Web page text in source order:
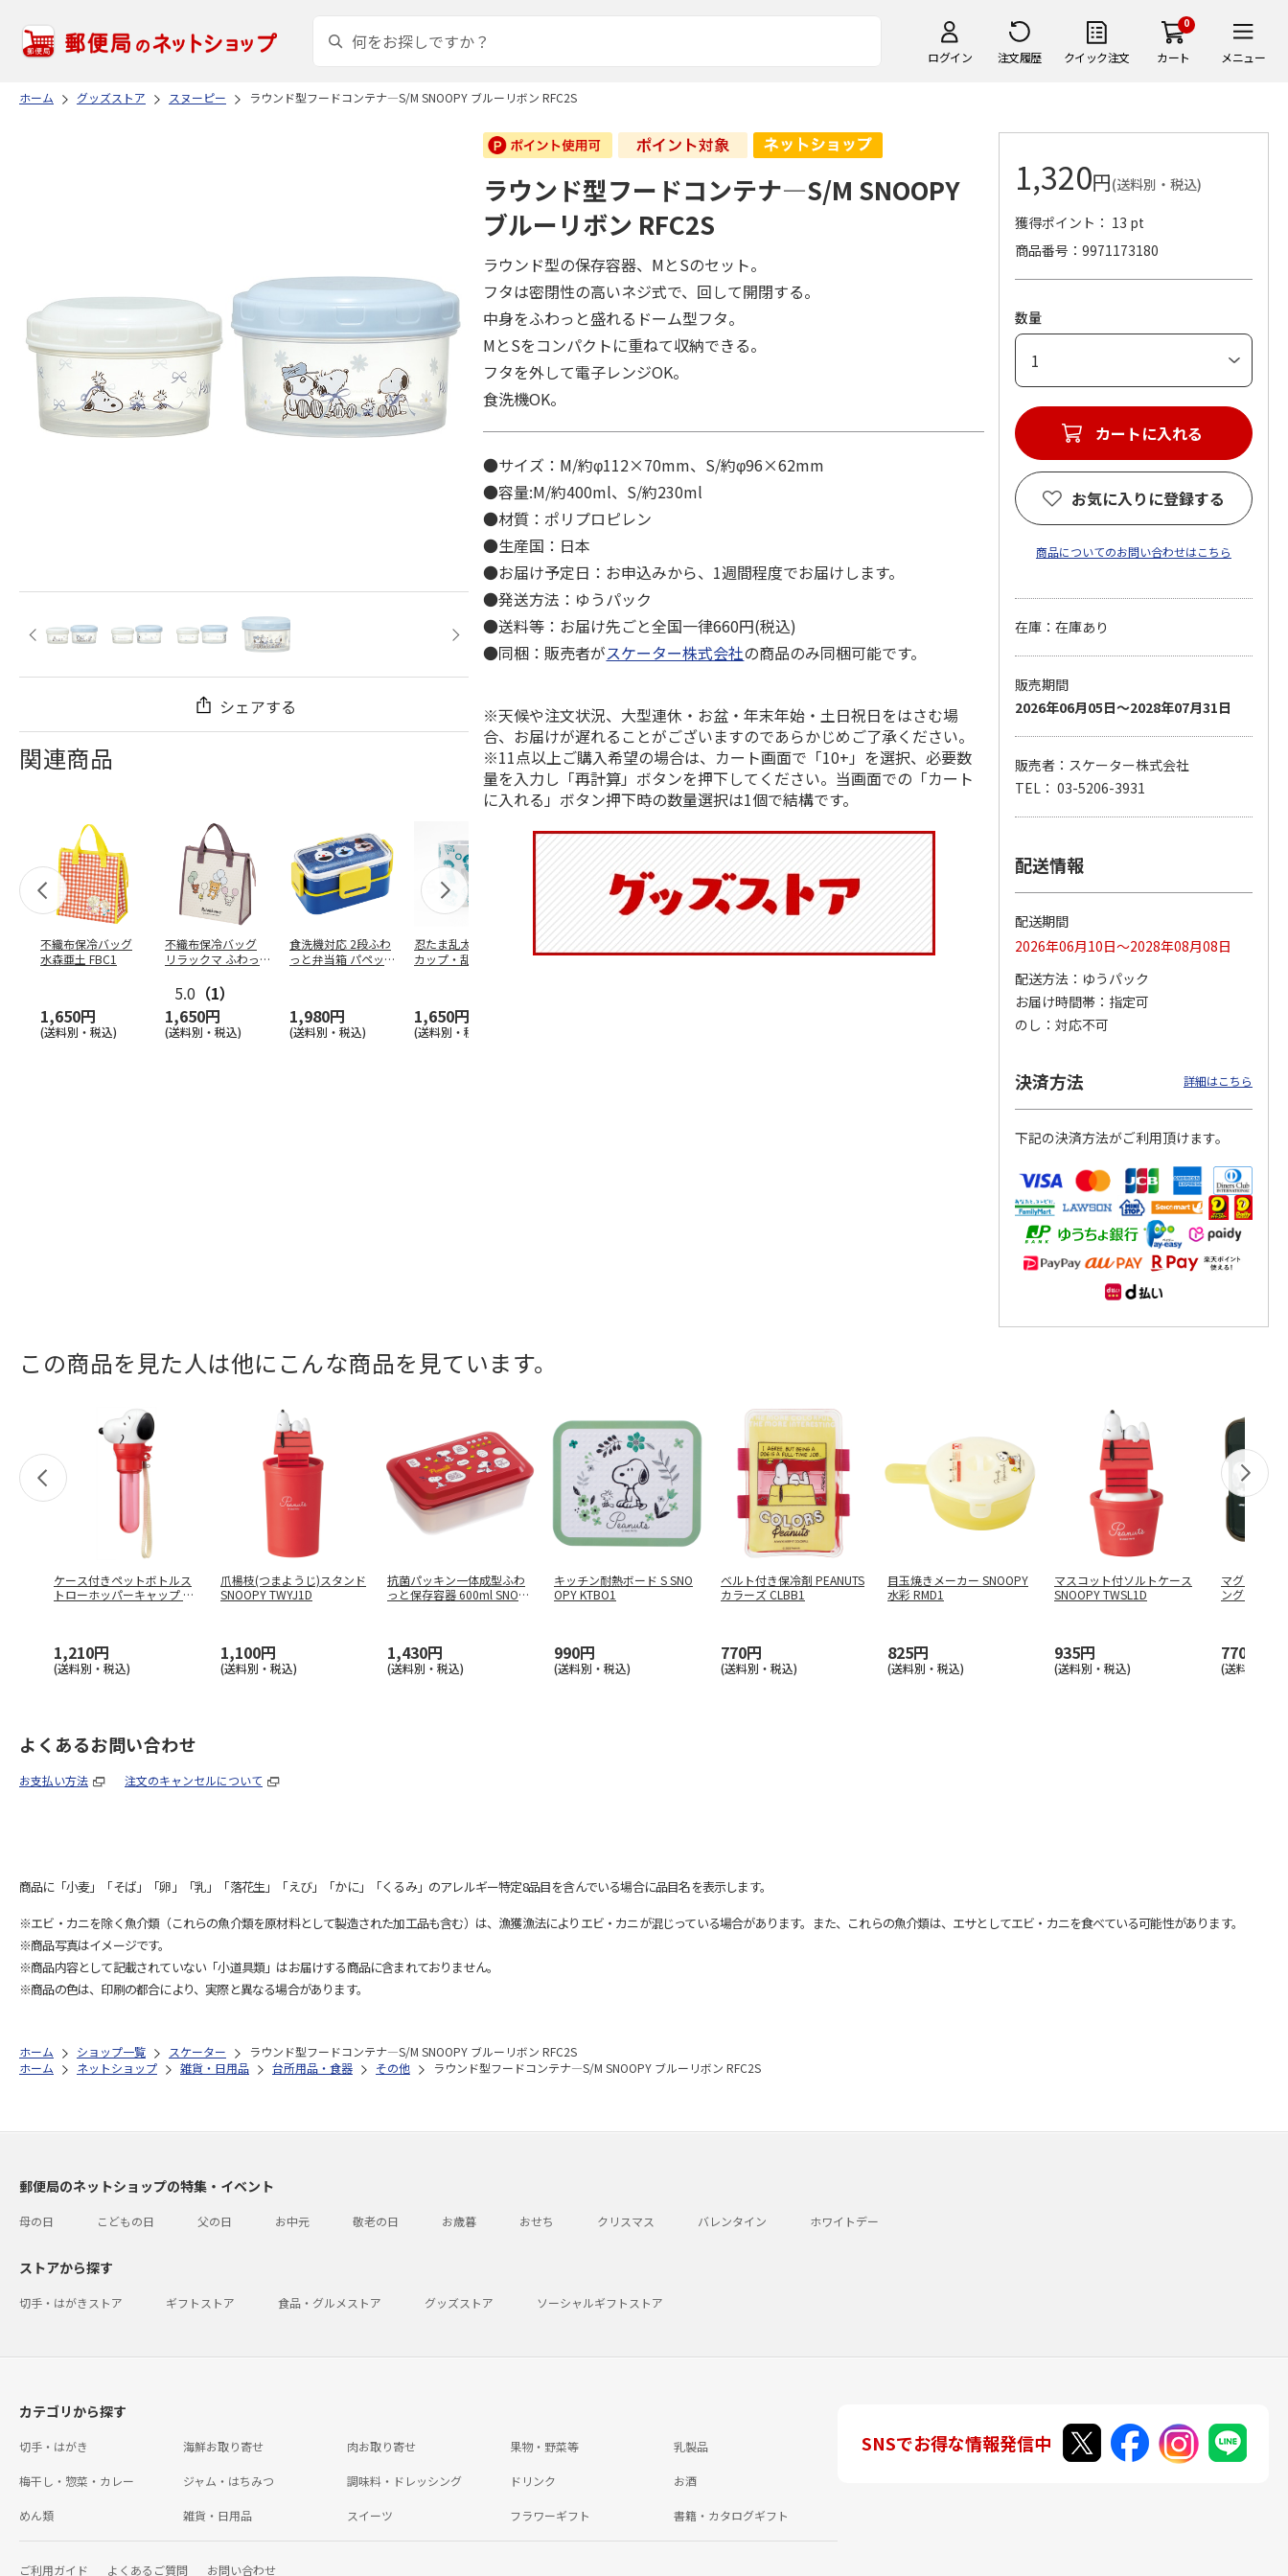
ログイン 注文履歴 クイック注文
0
カート メニュー
ホーム グッズストア スヌーピー ラウンド型フードコンテナ―S/M SNOOPY ブルーリボン RFC2S
シェアする
関連商品
不織布保冷バッグ
水森亜土 FBC1
1,650円
(送料別・税込)
不織布保冷バッグ
リラックマ ふわっ
5.0 （1）
1,650円
(送料別・税込)
食洗機対応 2段ふわ
っと弁当箱 パペッ
1,980円
(送料別・税込)
忍たま乱太郎 マグ
カップ・乱太郎・き
1,650円
(送料別・税込)
抗菌食洗機対応 ふ
わっと弁当箱 530ml
陶器ダイカットマグ
カップ ポムポムプ
マスコット入りドリ
ンクボトル ハロー
ふわっとフタタイト
ランチボックス角型
コーデュロイ生地ラ
キティ KCOB2
2,200円
(送料別・税込)
八角形ステンレスマ
ラウンド型フードコンテナ―S/M SNOOPY
ブルーリボン RFC2S
ラウンド型の保存容器、MとSのセット。
フタは密閉性の高いネジ式で、回して開閉する。
中身をふわっと盛れるドーム型フタ。
MとSをコンパクトに重ねて収納できる。
フタを外して電子レンジOK。
食洗機OK。
●サイズ：M/約φ112×70mm、S/約φ96×62mm
●容量:M/約400ml、S/約230ml
●材質：ポリプロピレン
●生産国：日本
●お届け予定日：お申込みから、1週間程度でお届けします。
●発送方法：ゆうパック
●送料等：お届け先ごと全国一律660円(税込)
●同梱：販売者がスケーター株式会社の商品のみ同梱可能です。
※天候や注文状況、大型連休・お盆・年末年始・土日祝日をはさむ場
合、お届けが遅れることがございますのであらかじめご了承ください。
※11点以上ご購入希望の場合は、カート画面で「10+」を選択、必要数
量を入力し「再計算」ボタンを押下してください。当画面での「カート
に入れる」ボタン押下時の数量選択は1個で結構です。
1,320円(送料別・税込)
獲得ポイント： 13 pt
商品番号
9971173180
数量
カートに入れる
お気に入りに登録する
商品についてのお問い合わせはこちら
在庫：在庫あり
販売期間
2026年06月05日～2028年07月31日
販売者：スケーター株式会社
TEL： 03-5206-3931
配送情報
配送期間
2026年06月10日～2028年08月08日
配送方法
ゆうパック
お届け時間帯
指定可
のし
対応不可
決済方法 詳細はこちら
下記の決済方法がご利用頂けます。
この商品を見た人は他にこんな商品を見ています。
ケース付きペットボトルス
トローホッパーキャップ SN
1,210円
(送料別・税込)
爪楊枝(つまようじ)スタンド
SNOOPY TWYJ1D
1,100円
(送料別・税込)
抗菌パッキン一体成型ふわ
っと保存容器 600ml SNOO
1,430円
(送料別・税込)
キッチン耐熱ボード S SNO
OPY KTBO1
990円
(送料別・税込)
ベルト付き保冷剤 PEANUTS
カラーズ CLBB1
770円
(送料別・税込)
目玉焼きメーカー SNOOPY
水彩 RMD1
825円
(送料別・税込)
マスコット付ソルトケース
SNOOPY TWSL1D
935円
(送料別・税込)
マグネット
ング小物ポ
770円
(送料別・税
よくあるお問い合わせ
お支払い方法 注文のキャンセルについて
商品に「小麦」「そば」「卵」「乳」「落花生」「えび」「かに」「くるみ」のアレルギー特定8品目を含んでいる場合に品目名を表示します。
※エビ・カニを除く魚介類（これらの魚介類を原材料として製造された加工品も含む）は、漁獲漁法によりエビ・カニが混じっている場合があります。また、これらの魚介類は、エサとしてエビ・カニを食べている可能性があります。
※商品写真はイメージです。
※商品内容として記載されていない「小道具類」はお届けする商品に含まれておりません。
※商品の色は、印刷の都合により、実際と異なる場合があります。
ホーム ショップ一覧 スケーター
ラウンド型フードコンテナ―S/M SNOOPY ブルーリボン RFC2S
ホーム
ネットショップ 雑貨・日用品 台所用品・食器 その他 ラウンド型フードコンテナ―S/M SNOOPY ブルーリボン RFC2S
郵便局のネットショップの特集・イベント
母の日 こどもの日 父の日 お中元 敬老の日 お歳暮 おせち クリスマス バレンタイン ホワイトデー
ストアから探す
切手・はがきストア ギフトストア 食品・グルメストア グッズストア ソーシャルギフトストア
カテゴリから探す
切手・はがき 海鮮お取り寄せ 肉お取り寄せ 果物・野菜等 乳製品
梅干し・惣菜・カレー ジャム・はちみつ 調味料・ドレッシング ドリンク お酒
めん類 雑貨・日用品 スイーツ フラワーギフト 書籍・カタログギフト
ご利用ガイド よくあるご質問 お問い合わせ
SNSでお得な情報発信中